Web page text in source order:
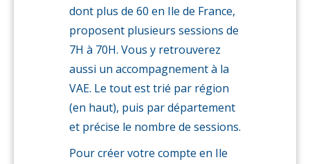
dont plus de 60 en Ile de France,
proposent plusieurs sessions de
7H à 70H. Vous y retrouverez
aussi un accompagnement à la
VAE. Le tout est trié par région
(en haut), puis par département
et précise le nombre de sessions.
Pour créer votre compte en Ile